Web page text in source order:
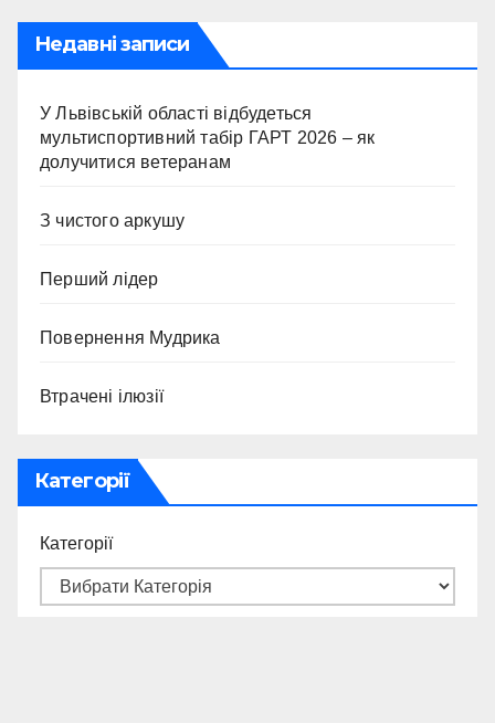
Недавні записи
У Львівській області відбудеться
мультиспортивний табір ГАРТ 2026 – як
долучитися ветеранам
З чистого аркушу
Перший лідер
Повернення Мудрика
Втрачені ілюзії
Категорії
Категорії